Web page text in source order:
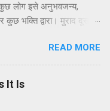
कुछ लोग इसे अनुभवजन्य,
भक्ति द्वारा। मुराद दूसरे
भी स्पष्ट रूप से समझाते हैं।
विश्लेषणात्मक अध्ययन, उन
द्वारा अनुमान लगाने और
में कर्म करते हैं, जैसा कि
ने उनतीसवें श्लोक में भी
READ MORE
It Is